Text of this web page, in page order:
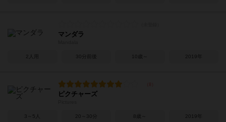
マンダラ
2人用 30分前後 10歳～ 2019年
ピクチャーズ
3～5人 20～30分 8歳～ 2019年